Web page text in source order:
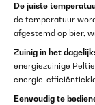
De juiste
de temperatuur
afgestemd op bier,
Zuinig in het
energiezuinige
energie-
Eenvoudig te